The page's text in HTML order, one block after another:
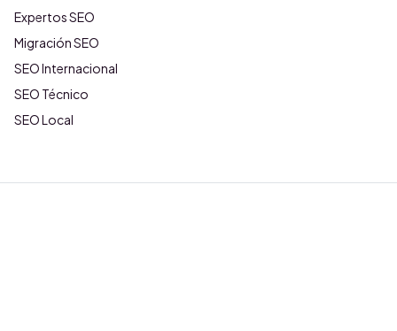
Expertos SEO
Migración SEO
SEO Internacional
SEO Técnico
SEO Local